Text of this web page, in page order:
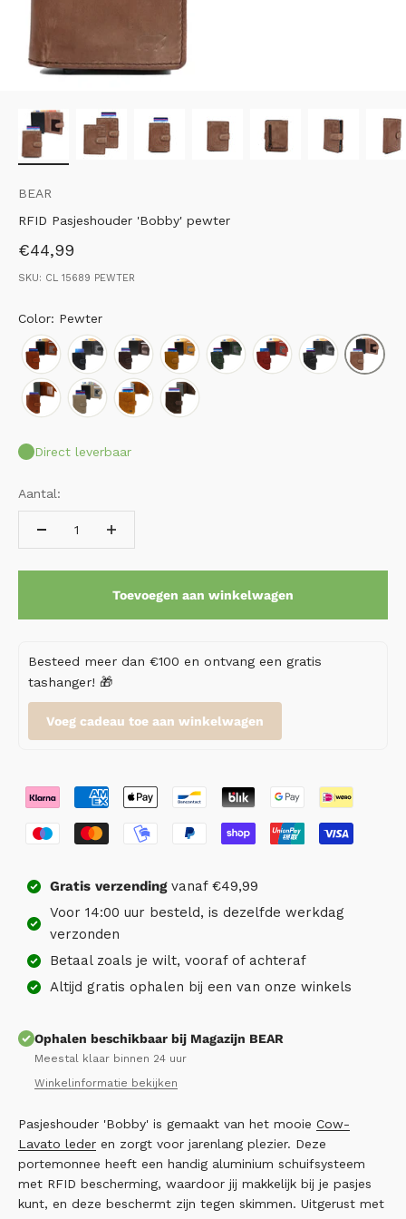
BEAR
RFID Pasjeshouder 'Bobby' pewter
Aanbiedingsprijs
€44,99
SKU: CL 15689 PEWTER
Color: Pewter
Direct leverbaar
Aantal:
Toevoegen aan winkelwagen
Besteed meer dan €100 en ontvang een gratis
tashanger! 🎁
Voeg cadeau toe aan winkelwagen
Gratis verzendingvanaf €49,99
Voor 14:00 uur besteld, is dezelfde werkdag
verzonden
Betaal zoals je wilt, vooraf of achteraf
Altijd gratis ophalen bij een van onze winkels
Ophalen beschikbaar bij Magazijn BEAR
Meestal klaar binnen 24 uur
Winkelinformatie bekijken
Pasjeshouder 'Bobby' is gemaakt van het mooie Cow-
Lavato leder en zorgt voor jarenlang plezier. Deze
portemonnee heeft een handig aluminium schuifsysteem
met RFID bescherming, waardoor jij makkelijk bij je pasjes
kunt, en deze beschermt zijn tegen skimmen. Uitgerust met